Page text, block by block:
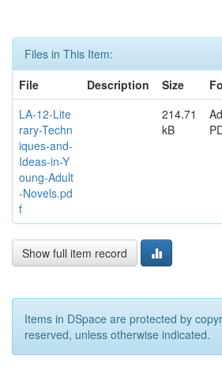
Files in This Item:
File
Description Size
LA-12-Lite
rary-Techn
iques-and-
Ideas-in-Y
oung-Adult
-Novels.pd
f
214.71
kB
Show full item record
Items in DSpace are protected by
reserved, unless otherwise indicated.